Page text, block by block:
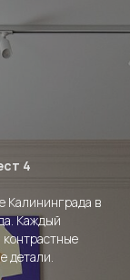
4
Калининграда в
Каждый
детали.